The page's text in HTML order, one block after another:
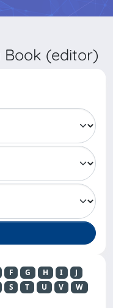
Book (editor)
F G H I
J
S T U V
W